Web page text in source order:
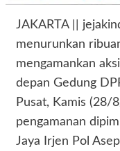
JAKARTA ||
menurunkan
mengamankan
depan Gedung
Pusat, Kamis (28/
pengamanan
Jaya Irjen Pol